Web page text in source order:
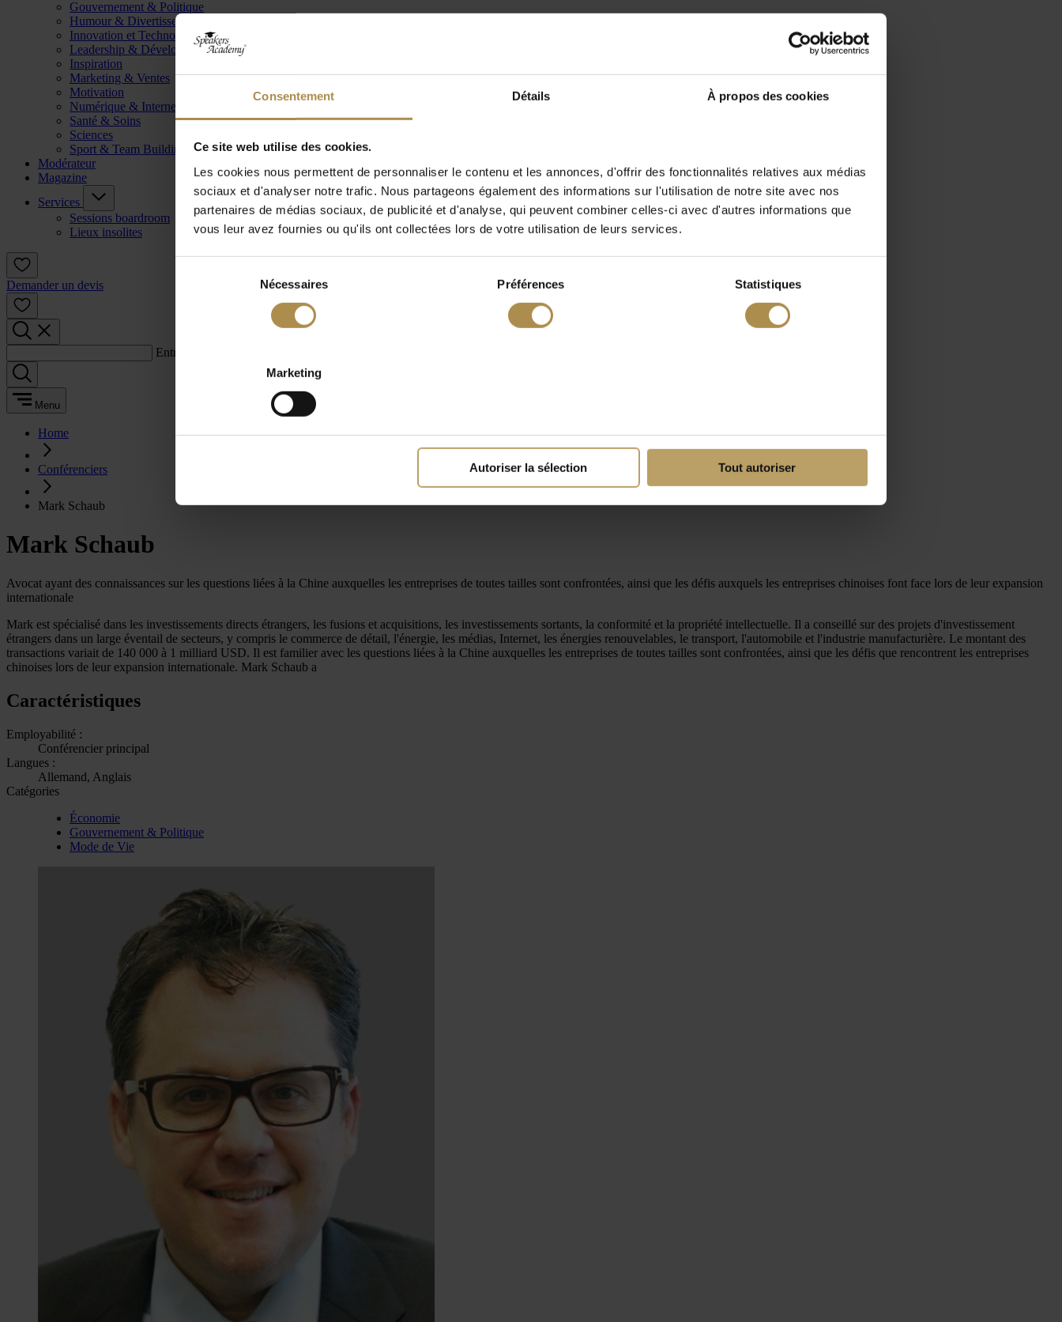
Consentement Détails À propos des cookies
Ce site web utilise des cookies.
Les cookies nous permettent de personnaliser le contenu et les annonces, d'offrir des fonctionnalités relatives aux médias
sociaux et d'analyser notre trafic. Nous partageons également des informations sur l'utilisation de notre site avec nos
partenaires de médias sociaux, de publicité et d'analyse, qui peuvent combiner celles-ci avec d'autres informations que
vous leur avez fournies ou qu'ils ont collectées lors de votre utilisation de leurs services.
Nécessaires Préférences Statistiques
Marketing
Autoriser la sélection Tout autoriser
Gouvernement & Politique
Humour & Divertissement
Innovation et Technologie
Leadership & Développement
Inspiration
Marketing & Ventes
Motivation
Numérique & Internet
Santé & Soins
Sciences
Sport & Team Building
Modérateur
Magazine
Services
Sessions boardroom
Lieux insolites
Demander un devis
Entrez un terme de recherche :
Menu
Home
Conférenciers
Mark Schaub
Mark Schaub
Avocat ayant des connaissances sur les questions liées à la Chine auxquelles les entreprises de toutes tailles sont confrontées, ainsi que les défis auxquels les entreprises chinoises font face lors de leur expansion
internationale
Mark est spécialisé dans les investissements directs étrangers, les fusions et acquisitions, les investissements sortants, la conformité et la propriété intellectuelle. Il a conseillé sur des projets d'investissement
étrangers dans un large éventail de secteurs, y compris le commerce de détail, l'énergie, les médias, Internet, les énergies renouvelables, le transport, l'automobile et l'industrie manufacturière. Le montant des
transactions variait de 140 000 à 1 milliard USD. Il est familier avec les questions liées à la Chine auxquelles les entreprises de toutes tailles sont confrontées, ainsi que les défis que rencontrent les entreprises
chinoises lors de leur expansion internationale. Mark Schaub a
Caractéristiques
Employabilité :
Conférencier principal
Langues :
Allemand, Anglais
Catégories
Économie
Gouvernement & Politique
Mode de Vie